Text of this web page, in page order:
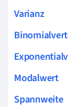
Varianz
Modalwert
Spannweite